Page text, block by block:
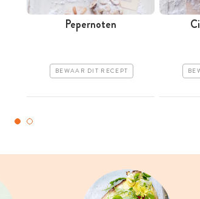
Pepernoten
BEWAAR DIT RECEPT